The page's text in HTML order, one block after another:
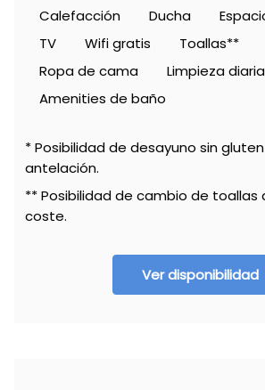
Calefacción Ducha
TV
Wifi gratis
Toallas**
Ropa de cama
Limpieza diaria
Amenities de baño
* Posibilidad de desayuno sin
antelación.
** Posibilidad de cambio de toallas
coste.
Ver disponibilidad